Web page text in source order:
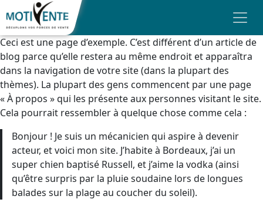
Panneau de gestion des cookies
Skip to main content
MOTIVENTE
NOS FORMATIONS
NOS FORMATS
AVIS
BLOG
Ceci est une page d’exemple. C’est différent d’un article de
blog parce qu’elle restera au même endroit et apparaîtra
dans la navigation de votre site (dans la plupart des
thèmes). La plupart des gens commencent par une page
« À propos » qui les présente aux personnes visitant le site.
Cela pourrait ressembler à quelque chose comme cela :
Bonjour ! Je suis un mécanicien qui aspire à devenir
acteur, et voici mon site. J’habite à Bordeaux, j’ai un
super chien baptisé Russell, et j’aime la vodka (ainsi
qu’être surpris par la pluie soudaine lors de longues
balades sur la plage au coucher du soleil).